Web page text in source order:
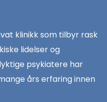
klinikk som tilbyr rask
lidelser og
psykiatere har
års erfaring innen